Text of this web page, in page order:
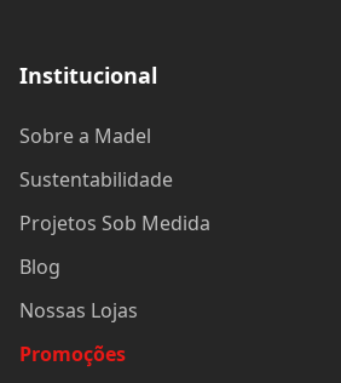
Institucional
Sobre a Madel
Sustentabilidade
Projetos Sob Medida
Blog
Nossas Lojas
Promoções